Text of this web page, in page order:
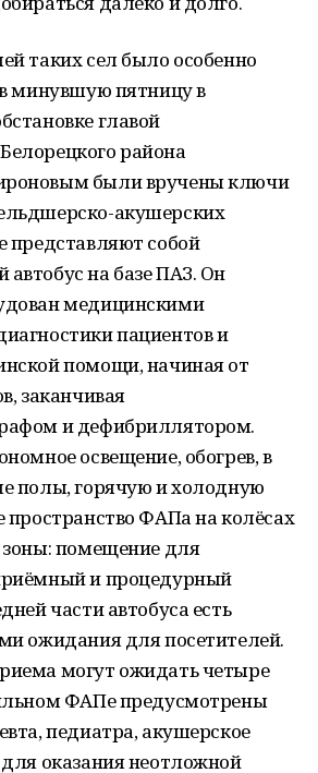
таких сел было особенно
минувшую пятницу в
главой
района
были вручены ключи
акушерских
представляют собой
на базе ПАЗ. Он
медицинскими
пациентов и
помощи, начиная от
заканчивая
и дефибриллятором.
освещение, обогрев, в
полы, горячую и холодную
пространство ФАПа на колёсах
помещение для
и процедурный
части автобуса есть
ожидания для посетителей.
могут ожидать четыре
ФАПе предусмотрены
педиатра, акушерское
оказания неотложной